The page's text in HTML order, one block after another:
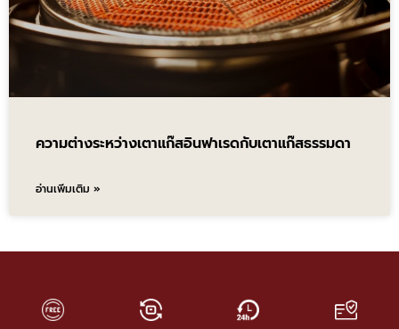
ความต่างระหว่างเตาแก๊สอินฟาเรดกับเตาแก๊สธรรมดา
อ่านเพิ่มเติม »